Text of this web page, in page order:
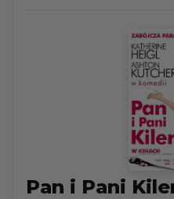
Pan i Pani